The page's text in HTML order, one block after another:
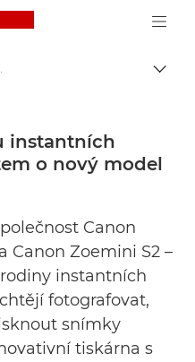
Canon Logo, back to
Canon
- Tiskové centrum Canon
instantních
o nový model
Canon
Canon Zoemini S2 –
instantních
fotografovat,
snímky
tiskárna s